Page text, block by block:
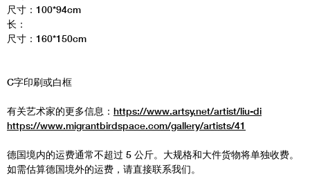
尺寸：100*94cm
长：
尺寸：160*150cm
C字印刷或白框
有关艺术家的更多信息： https://www.artsy.net/artist/liu-di
https://www.migrantbirdspace.com/gallery/artists/41
德国境内的运费通常不超过 5 公斤。大规格和大件货物将单独收费。
如需估算德国境外的运费，请直接联系我们。